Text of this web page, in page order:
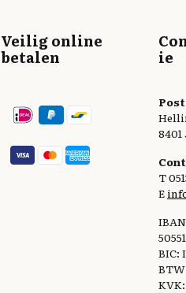
Veilig online
betalen ie
T
E
BIC:
KVK: